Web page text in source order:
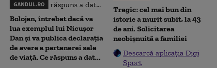
GANDUL.RO
Bolojan, întrebat dacă va
lua exemplul lui Nicușor
Dan și va publica declarația
de avere a partenerei sale
de viață. Ce răspuns a dat...
Tragic: cel mai bun din
istorie a murit subit, la 43
de ani. Solicitarea
neobișnuită a familiei
Descarcă aplicația Digi
Sport